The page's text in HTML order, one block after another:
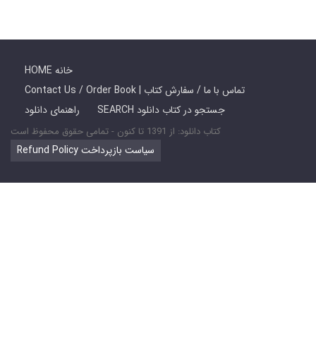
HOME خانه
Contact Us / Order Book | تماس با ما / سفارش کتاب
راهنمای دانلود
SEARCH جستجو در کتاب دانلود
کتاب دانلود: از 1391 تا کنون - تمامی حقوق محفوظ است
Refund Policy سیاست بازپرداخت